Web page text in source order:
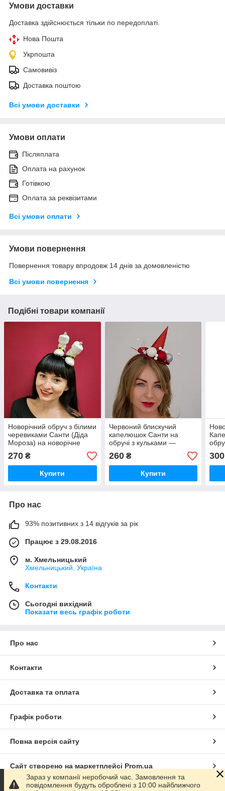
Умови доставки
Доставка здійснюється тільки по передоплаті.
Нова Пошта
Укрпошта
Самовивіз
Доставка поштою
Всі умови доставки
Умови оплати
Післяплата
Оплата на рахунок
Готівкою
Оплата за реквізитами
Всі умови оплати
Умови повернення
Повернення товару впродовж 14 днів за домовленістю
Всі умови повернення
Подібні товари компанії
Новорічний обруч з білими
черевиками Санти (Діда
Мороза) на новорічне
свято для дорослих і
підлітків
270 ₴
Купити
Червоний блискучий
капелюшок Санти на
обручі з кульками —
новорічний аксесуар для
дорослих
260₴
Купити
300
Про нас
93% позитивних з 14 відгуків за рік
Працює з 29.08.2016
м. Хмельницький
Хмельницький, Україна
Контакти
Сьогодні вихідний
Показати весь графік роботи
Про нас
Контакти
Доставка та оплата
Графік роботи
Повна версія сайту
Сайт створено на маркетплейсі Prom.ua
Зараз у компанії неробочий час. Замовлення та
повідомлення будуть оброблені з 10:00 найближчого